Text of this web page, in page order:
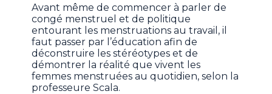
Avant même de commencer à parler de
congé menstruel et de politique
entourant les menstruations au travail, il
faut passer par l’éducation afin de
déconstruire les stéréotypes et de
démontrer la réalité que vivent les
femmes menstruées au quotidien, selon la
professeure Scala.